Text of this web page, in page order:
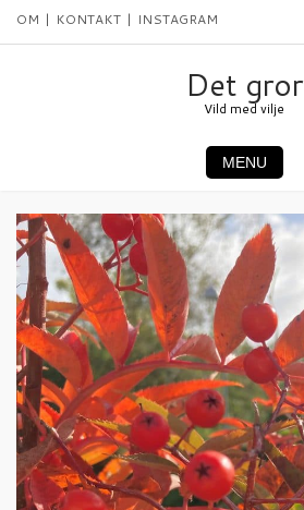
Skip
to
OM KONTAKT INSTAGRAM
Det gror
Vild med vilje
MENU